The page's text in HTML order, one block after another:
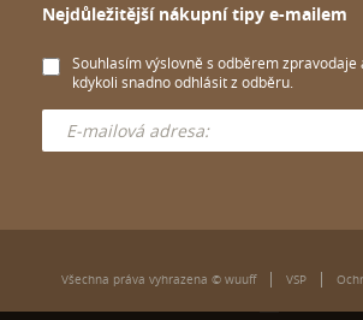
Nejdůležitější nákupní tipy e-mailem
Souhlasím výslovně s odběrem zpravodaje
kdykoli snadno odhlásit z odběru.
Všechna práva vyhrazena © wuuff VSP